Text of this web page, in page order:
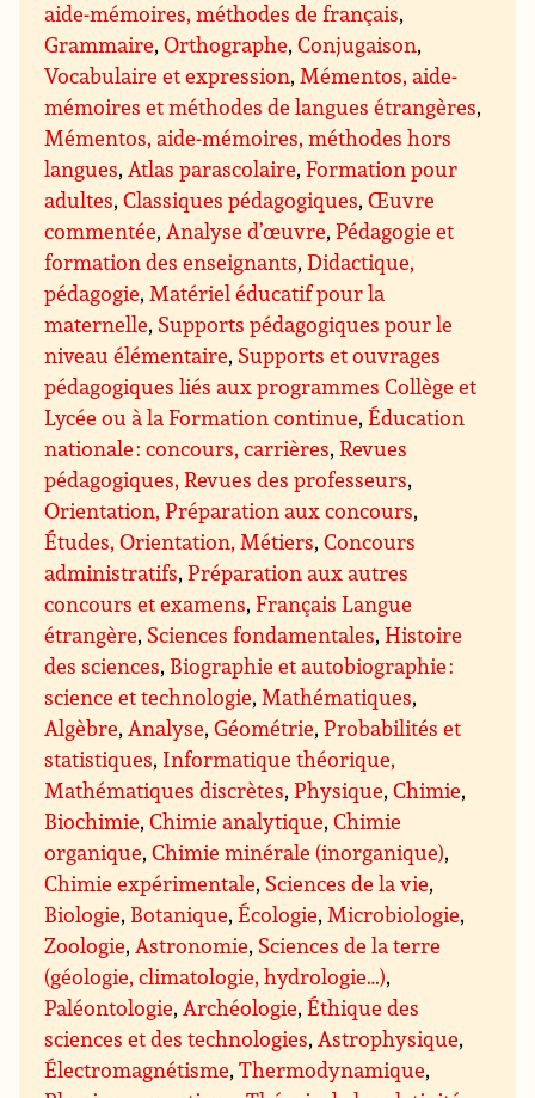
aide-mémoires, méthodes de français,
Grammaire,Orthographe,Conjugaison,
Vocabulaire et expression, Mémentos, aide-
mémoires et méthodes de langues étrangères,
Mémentos, aide-mémoires, méthodes hors
langues, Atlas parascolaire,Formation pour
adultes,Classiques pédagogiques,Œuvre
commentée, Analyse d’œuvre,Pédagogie et
formation des enseignants,Didactique,
pédagogie, Matériel éducatif pour la
maternelle, Supports pédagogiques pour le
niveau élémentaire, Supports et ouvrages
pédagogiques liés aux programmes Collège et
Lycée ou à la Formation continue,Éducation
nationale : concours, carrières,Revues
pédagogiques, Revues des professeurs,
Orientation, Préparation aux concours,
Études, Orientation, Métiers,Concours
administratifs,Préparation aux autres
concours et examens,Français Langue
étrangère, Sciences fondamentales,Histoire
des sciences, Biographie et autobiographie :
science et technologie, Mathématiques,
Algèbre, Analyse,Géométrie,Probabilités et
statistiques, Informatique théorique,
Mathématiques discrètes,Physique,Chimie,
Biochimie,Chimie analytique,Chimie
organique,Chimie minérale (inorganique),
Chimie expérimentale, Sciences de la vie,
Biologie, Botanique,Écologie, Microbiologie,
Zoologie, Astronomie, Sciences de la terre
(géologie, climatologie, hydrologie…),
Paléontologie, Archéologie,Éthique des
sciences et des technologies, Astrophysique,
Électromagnétisme,Thermodynamique,